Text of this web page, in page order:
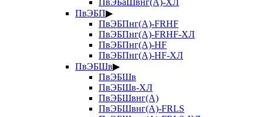
ПвЭБаШвнг(А)-ХЛ
ПвЭБП▶
ПвЭБПнг(А)-FRHF
ПвЭБПнг(А)-FRHF-ХЛ
ПвЭБПнг(А)-HF
ПвЭБПнг(А)-HF-ХЛ
ПвЭБШв▶
ПвЭБШв
ПвЭБШв-ХЛ
ПвЭБШвнг(А)
ПвЭБШвнг(А)-FRLS